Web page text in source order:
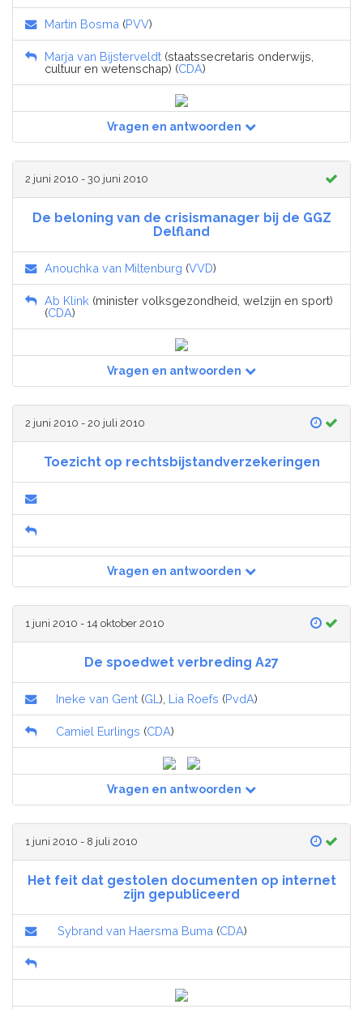
Martin Bosma (PVV)
Marja van Bijsterveldt (staatssecretaris onderwijs,
cultuur en wetenschap) (CDA)
Vragen en antwoorden
2 juni 2010 - 30 juni 2010
De beloning van de crisismanager bij de GGZ
Delfland
Anouchka van Miltenburg (VVD)
Ab Klink (minister volksgezondheid, welzijn en sport)
(CDA)
Vragen en antwoorden
2 juni 2010 - 20 juli 2010
Toezicht op rechtsbijstandverzekeringen
Vragen en antwoorden
1 juni 2010 - 14 oktober 2010
De spoedwet verbreding A27
Ineke van Gent (GL ), Lia Roefs (PvdA)
Camiel Eurlings (CDA)
Vragen en antwoorden
1 juni 2010 - 8 juli 2010
Het feit dat gestolen documenten op internet
zijn gepubliceerd
Sybrand van Haersma Buma (CDA)